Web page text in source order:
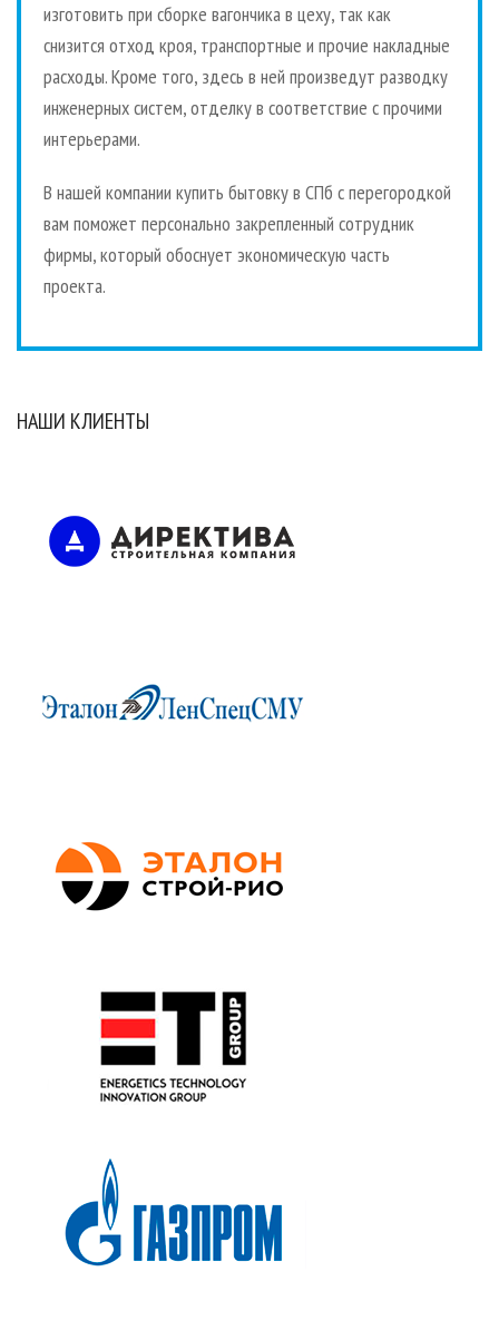
изготовить при сборке вагончика в цеху, так как
снизится отход кроя, транспортные и прочие накладные
расходы. Кроме того, здесь в ней произведут разводку
инженерных систем, отделку в соответствие с прочими
интерьерами.
В нашей компании купить бытовку в СПб с перегородкой
вам поможет персонально закрепленный сотрудник
фирмы, который обоснует экономическую часть
проекта.
НАШИ КЛИЕНТЫ